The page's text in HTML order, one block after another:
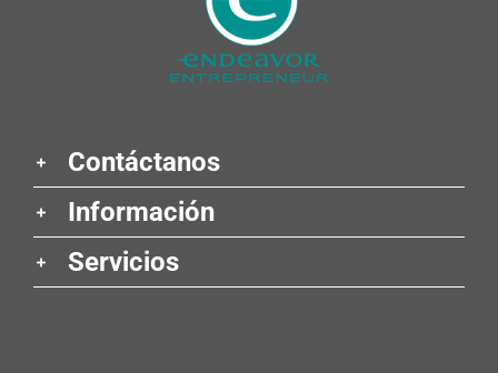
Contáctanos
Información
Servicios